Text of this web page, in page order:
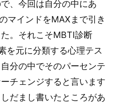
、今回は自分の中にあ
マインドをMAXまで引き
。それこそMBTI診断
を元に分類する心理テス
分の中でそのパーセンテ
チェンジすると言います
だまし書いたところがあ